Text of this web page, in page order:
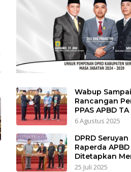
Wabup
Rancangan
PPAS APBD
6 Agustus 2025
DPRD
Raperda
Ditetapkan
25 Juli 2025